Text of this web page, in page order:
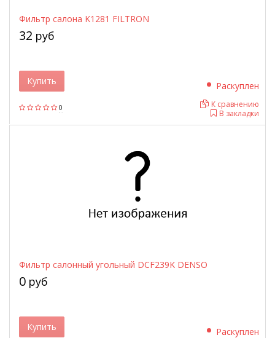
Фильтр салона K1281 FILTRON
0
32 руб
Раскуплен
В закладки
К сравнению
Купить
Фильтр салонный угольный DCF239K DENSO
0 руб
Раскуплен
Купить